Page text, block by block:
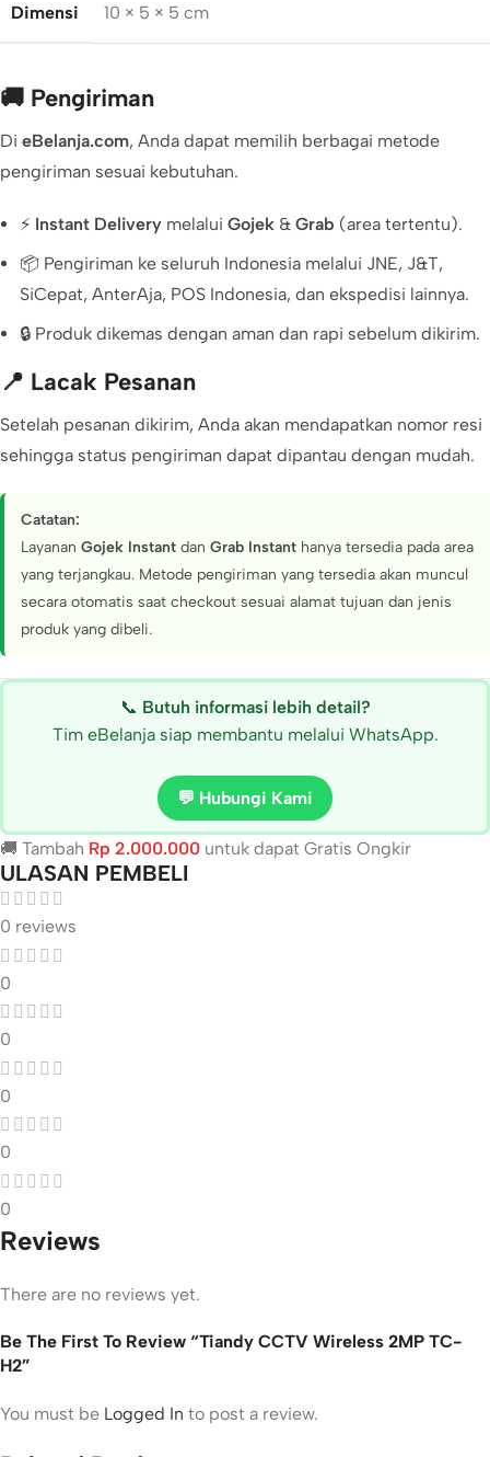
Dimensi 10 × 5 × 5 cm
🚚 Pengiriman
Di eBelanja.com, Anda dapat memilih berbagai metode
pengiriman sesuai kebutuhan.
⚡ Instant Delivery melalui Gojek & Grab (area tertentu).
📦 Pengiriman ke seluruh Indonesia melalui JNE, J&T,
SiCepat, AnterAja, POS Indonesia, dan ekspedisi lainnya.
🔒 Produk dikemas dengan aman dan rapi sebelum dikirim.
📍 Lacak Pesanan
Setelah pesanan dikirim, Anda akan mendapatkan nomor resi
sehingga status pengiriman dapat dipantau dengan mudah.
Catatan:
Layanan Gojek Instant dan Grab Instant hanya tersedia pada area
yang terjangkau. Metode pengiriman yang tersedia akan muncul
secara otomatis saat checkout sesuai alamat tujuan dan jenis
produk yang dibeli.
📞 Butuh informasi lebih detail?
Tim eBelanja siap membantu melalui WhatsApp.
💬 Hubungi Kami
🚚 Tambah Rp 2.000.000 untuk dapat Gratis Ongkir
ULASAN PEMBELI
0 reviews
0
0
0
0
0
Reviews
There are no reviews yet.
Be The First To Review “Tiandy CCTV Wireless 2MP TC-
H2”
You must be Logged In to post a review.